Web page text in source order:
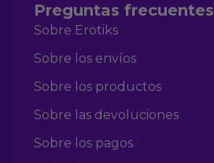
Preguntas frecuentes
Sobre Erotiks
Sobre los envíos
Sobre los productos
Sobre las devoluciones
Sobre los pagos